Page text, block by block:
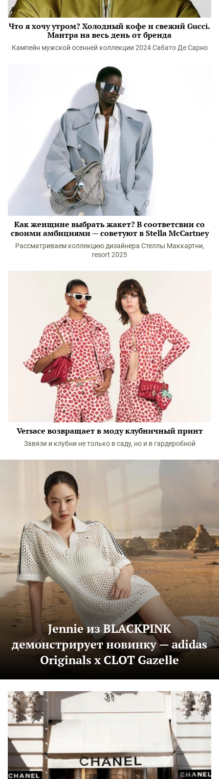
Что я хочу утром? Холодный кофе и свежий Gucci.
Мантра на весь день от бренда
Кампейн мужской осенней коллекции 2024 Сабато Де Сарно
Как женщине выбрать жакет? В соответсвии со
своими амбициями — советуют в Stella McCartney
Рассматриваем коллекцию дизайнера Стеллы Маккартни,
resort 2025
Versace возвращает в моду клубничный принт
Завязи и клубни не только в саду, но и в гардеробной
Jennie из BLACKPINK
демонстрирует новинку — adidas
Originals x CLOT Gazelle